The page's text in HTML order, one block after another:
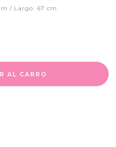
/ Largo: 67 cm
AL CARRO